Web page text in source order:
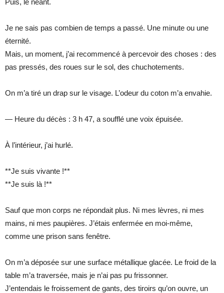
Je ne sais pas combien de temps a passé. Une minute ou une
éternité.
Mais, un moment, j’ai recommencé à percevoir des choses : des
pas pressés, des roues sur le sol, des chuchotements.
On m’a tiré un drap sur le visage. L’odeur du coton m’a envahie.
— Heure du décès : 3 h 47, a soufflé une voix épuisée.
À l’intérieur, j’ai hurlé.
**Je suis vivante !**
**Je suis là !**
Sauf que mon corps ne répondait plus. Ni mes lèvres, ni mes
mains, ni mes paupières. J’étais enfermée en moi-même,
comme une prison sans fenêtre.
On m’a déposée sur une surface métallique glacée. Le froid de la
table m’a traversée, mais je n’ai pas pu frissonner.
J’entendais le froissement de gants, des tiroirs qu’on ouvre, un